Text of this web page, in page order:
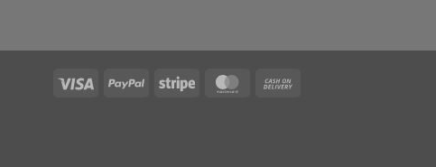
Visa PayPal Stripe MasterCard